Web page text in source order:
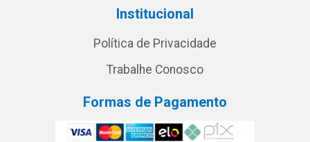
Institucional
Política de Privacidade
Trabalhe Conosco
Formas de Pagamento